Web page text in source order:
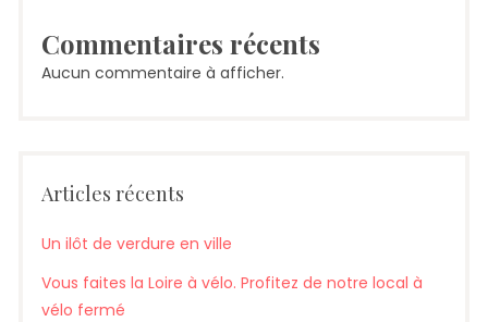
Commentaires récents
Aucun commentaire à afficher.
Articles récents
Un ilôt de verdure en ville
Vous faites la Loire à vélo. Profitez de notre local à
vélo fermé